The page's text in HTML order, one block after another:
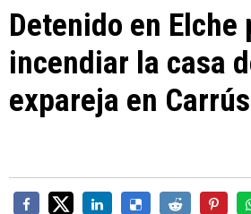
Detenido en Elche
incendiar la casa
expareja en Carrús